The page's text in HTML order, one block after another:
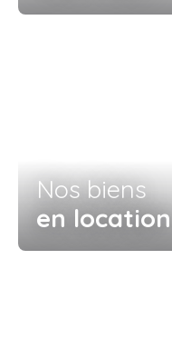
Nos biens
en location